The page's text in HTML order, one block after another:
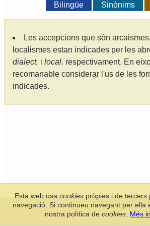
Bilingüe
Sinònims
Les accepcions que són
localismes estan indicades per les
dialect. i local. respectivament. En
recomanable considerar l'us de les
indicades.
Secció de Llengua i Lliteratura Valencianes
Cultura Valenciana-Política de
Esta web usacookies pròpies i de tercers
navegació. Si continueu navegant per ella
nostra política de cookies Més